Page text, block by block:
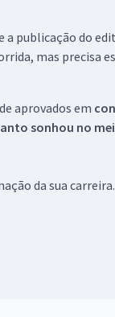
publicação do
mas precisa
aprovados em
sonhou no
da sua